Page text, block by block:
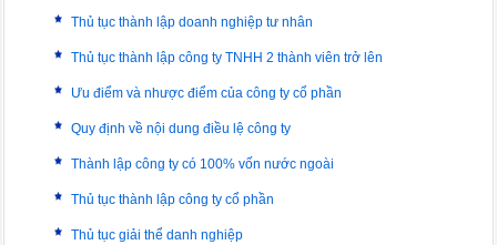
Thủ tục thành lập doanh nghiệp tư nhân
Thủ tục thành lập công ty TNHH 2 thành viên trở lên
Ưu điểm và nhược điểm của công ty cổ phần
Quy định về nội dung điều lệ công ty
Thành lập công ty có 100% vốn nước ngoài
Thủ tục thành lập công ty cổ phần
Thủ tục giải thể danh nghiệp